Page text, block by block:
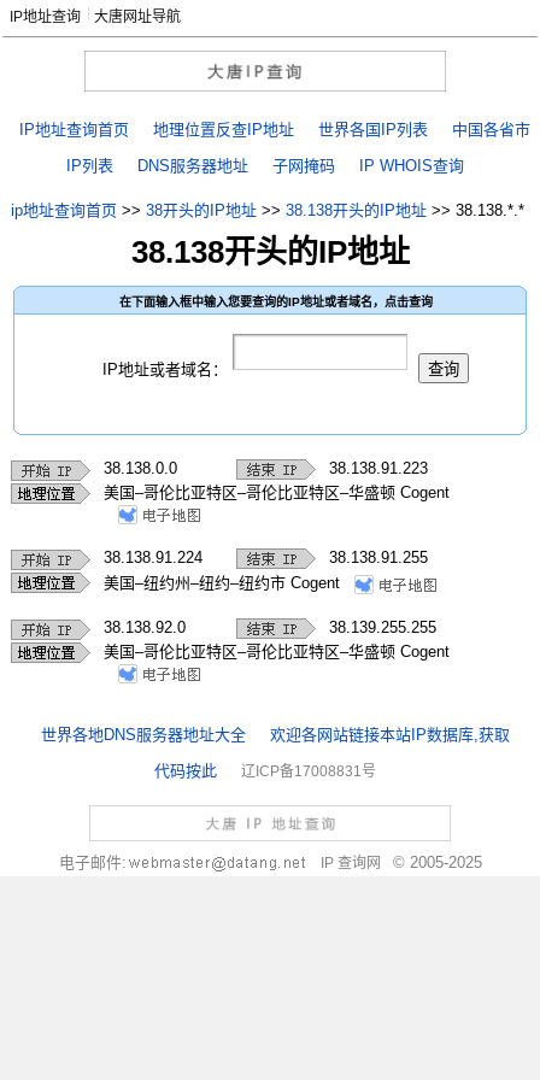
大唐网址导航
IP地址查询
IP地址查询首页 地理位置反查IP地址 世界各国IP列表
中国各省市
IP列表
DNS服务器地址 子网掩码 IP WHOIS查询
ip地址查询首页>> 38开头的IP地址>> 38.138开头的IP地址>> 38.138.*.*
38.138开头的IP地址
在下面输入框中输入您要查询的IP地址或者域名，点击查询
IP地址或者域名：
38.138.0.0
38.138.91.223
美国–哥伦比亚特区–哥伦比亚特区–华盛顿 Cogent
38.138.91.224
38.138.91.255
美国–纽约州–纽约–纽约市 Cogent
38.138.92.0
38.139.255.255
美国–哥伦比亚特区–哥伦比亚特区–华盛顿 Cogent
世界各地DNS服务器地址大全
欢迎各网站链接本站IP数据库,获取
代码按此
辽ICP备17008831号
电子邮件: IP 查询网 © 2005-2025